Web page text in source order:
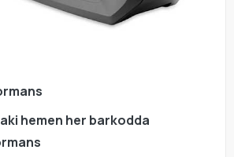
hemen her barkodda